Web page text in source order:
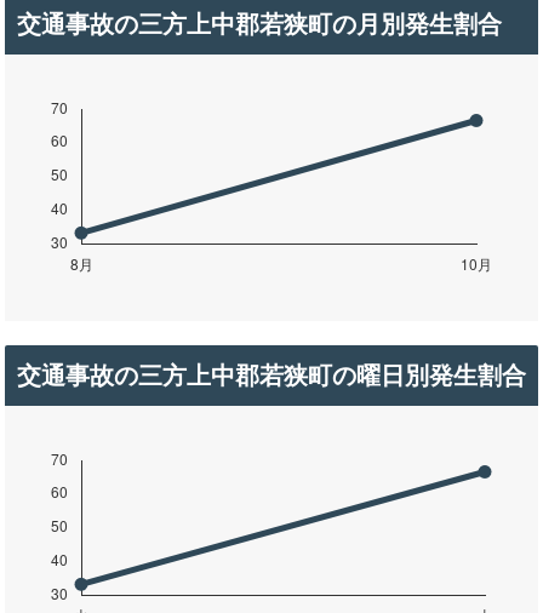
交通事故の三方上中郡若狭町の月別発生割合
交通事故の三方上中郡若狭町の曜日別発生割合